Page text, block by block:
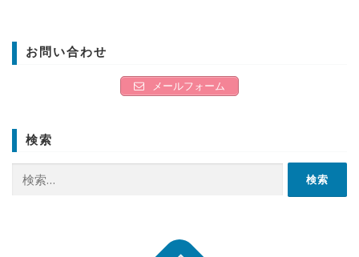
お問い合わせ
メールフォーム
検索